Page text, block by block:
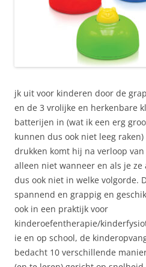
jk uit voor kinderen door de
en de 3 vrolijke en herkenbare
batterijen in (wat ik een erg
kunnen dus ook niet leeg
drukken komt hij na verloop
alleen niet wanneer en als je
dus ook niet in welke volgorde.
spannend en grappig en
ook in een praktijk voor
kinderoefentherapie/
ie en op school, de
bedacht 10 verschillende